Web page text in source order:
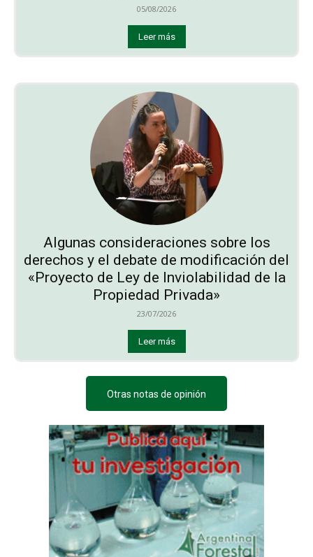
05/08/2026
Leer más
Algunas consideraciones sobre los
derechos y el debate de modificación del
«Proyecto de Ley de Inviolabilidad de la
Propiedad Privada»
23/07/2026
Leer más
Otras notas de opinión